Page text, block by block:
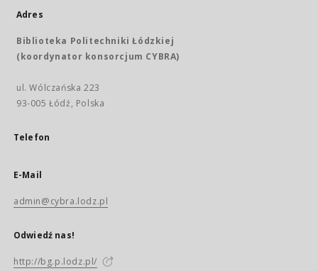
Adres
Biblioteka Politechniki Łódzkiej
(koordynator konsorcjum CYBRA)
ul. Wólczańska 223
93-005 Łódź, Polska
Telefon
E-Mail
admin@cybra.lodz.pl
Odwiedź nas!
http://bg.p.lodz.pl/